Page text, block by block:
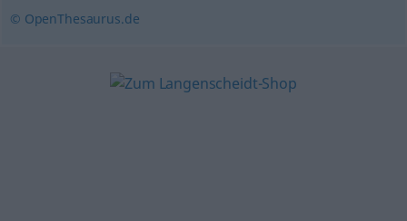
© OpenThesaurus.de